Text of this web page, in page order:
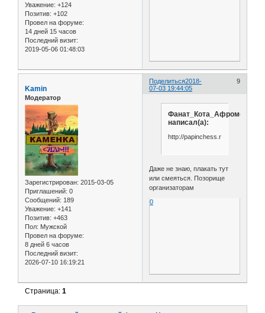
Уважение: +124
Позитив: +102
Провел на форуме:
14 дней 15 часов
Последний визит:
2019-05-06 01:48:03
Поделиться 9
2018-
07-03 19:44:05
Kamin
Модератор
Зарегистрирован: 2015-03-05
Приглашений: 0
Сообщений: 189
Уважение: +141
Позитив: +463
Пол: Мужской
Провел на форуме:
8 дней 6 часов
Последний визит:
2026-07-10 16:19:21
Фанат_Кота_Афромеева
написал(а):
http://papinchess.ru/news/1361/
Даже не знаю, плакать тут
или смеяться. Позорище
организаторам
0
Страница:1